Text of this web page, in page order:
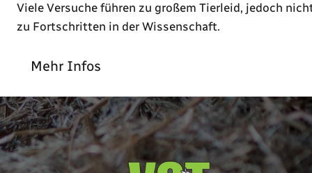
Viele Versuche führen zu großem Tierleid, jedoch
zu Fortschritten in der Wissenschaft.
Mehr Infos